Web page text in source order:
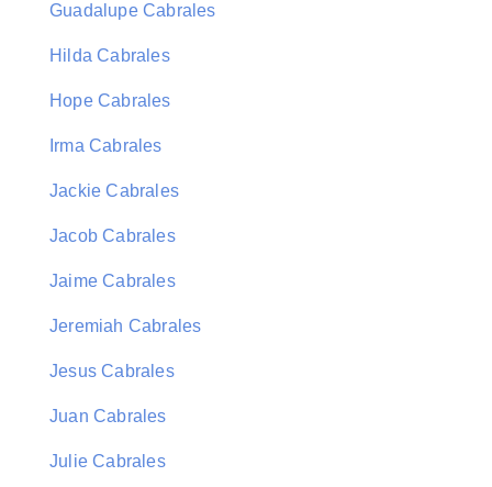
Guadalupe Cabrales
Hilda Cabrales
Hope Cabrales
Irma Cabrales
Jackie Cabrales
Jacob Cabrales
Jaime Cabrales
Jeremiah Cabrales
Jesus Cabrales
Juan Cabrales
Julie Cabrales